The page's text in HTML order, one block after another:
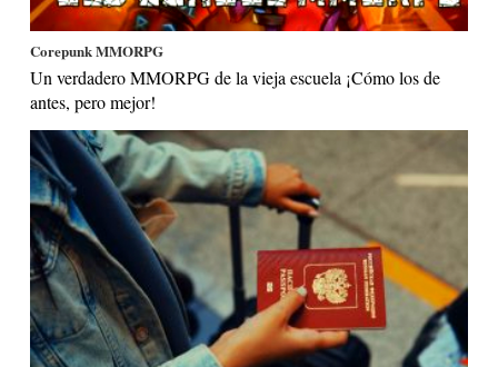
Corepunk MMORPG
Un verdadero MMORPG de la vieja escuela ¡Cómo los de
antes, pero mejor!